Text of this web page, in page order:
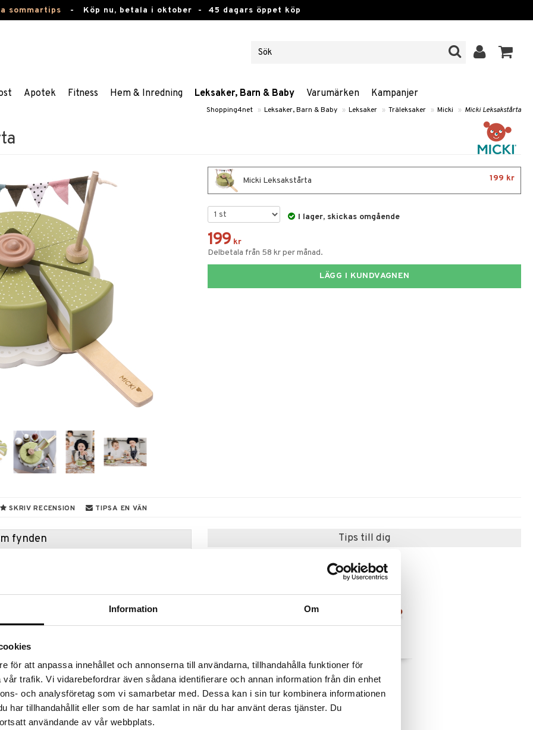
Information Om
för att anpassa innehållet och annonserna till användarna, tillhandahålla funktioner för
trafik. Vi vidarebefordrar även sådana identifierare och annan information från din enhet
och analysföretag som vi samarbetar med. Dessa kan i sin tur kombinera informationen
har tillhandahållit eller som de har samlat in när du har använt deras tjänster. Du
användande av vår webbplats.
sommartips - Köp nu, betala i oktober - 45 dagars öppet köp
Apotek Fitness Hem & Inredning Leksaker, Barn & Baby Varumärken Kampanjer
Shopping4net » Leksaker, Barn & Baby » Leksaker » Träleksaker » Micki » Micki Leksakstårta
Micki Leksakstårta 199 kr
I lager, skickas omgående
199 kr
Delbetala från 58 kr per månad.
LÄGG I KUNDVAGNEN
SKRIV RECENSION TIPSA EN VÄN
fynden
fram till 31/8-2026, men var snabb - dina
kan fort ta slut!
»
prinsesstårta till gästerna! Detta underbara
den som har tur får en smarrig marsipanros.
fatet och vips så är kalaset igång. Den
och tårtan räcker till hur många kalas som helst!
ros, serveringsfat och en vimpel i tyg.
Tips till dig
Micki Kakfat
MICKI
129 kr
Micki Kavel
MICKI
59 kr